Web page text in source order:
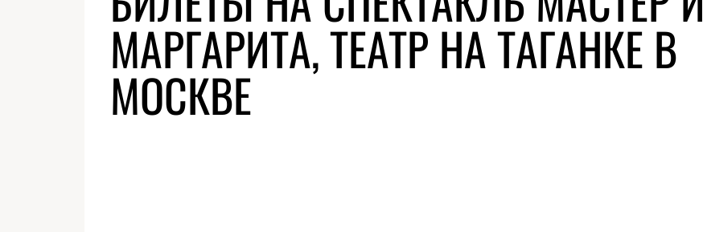
МАРГАРИТА, ТЕАТР НА ТАГАНКЕ В
МОСКВЕ